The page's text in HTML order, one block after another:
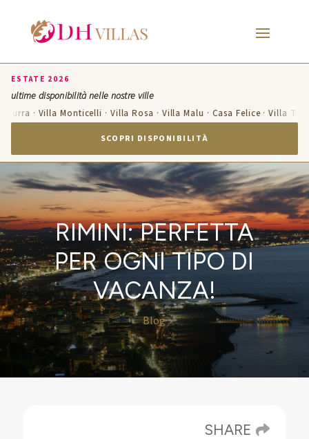
ESTATE 2026
ultime disponibilità nelle nostre ville
· Villa Monticelli · Villa Rosa · Villa Malu · Casa Felice · Villa
SCOPRI DISPONIBILITÀ
RIMINI: PERFETTA
PER OGNI TIPO DI
VACANZA!
Blog
SHARE